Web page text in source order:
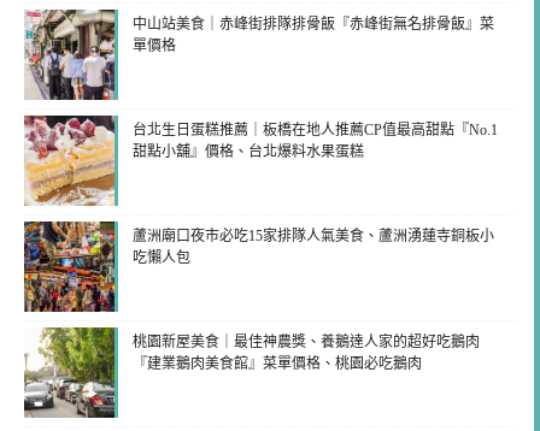
中山站美食｜赤峰街排隊排骨飯『赤峰街無名排骨飯』菜
單價格
台北生日蛋糕推薦｜板橋在地人推薦CP值最高甜點『No.1
甜點小舖』價格、台北爆料水果蛋糕
蘆洲廟口夜市必吃15家排隊人氣美食、蘆洲湧蓮寺銅板小
吃懶人包
桃園新屋美食｜最佳神農獎、養鵝達人家的超好吃鵝肉
『建業鵝肉美食館』菜單價格、桃園必吃鵝肉